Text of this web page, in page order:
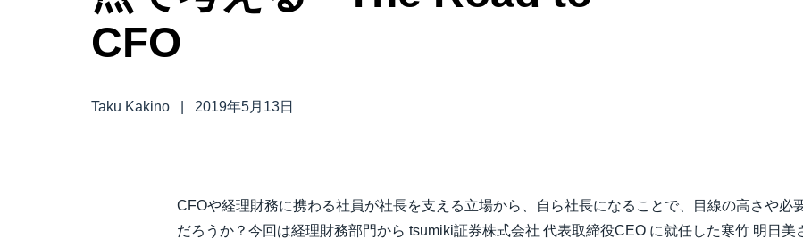
サステナビリティ
CFO
Taku Kakino
2019年5月13日
CFOや経理財務に携わる社員が社長を支える立場から、自ら社長になることで、目線の高さや必
だろうか？今回は経理財務部門から tsumiki証券株式会社 代表取締役CEO に就任した寒竹 明日美